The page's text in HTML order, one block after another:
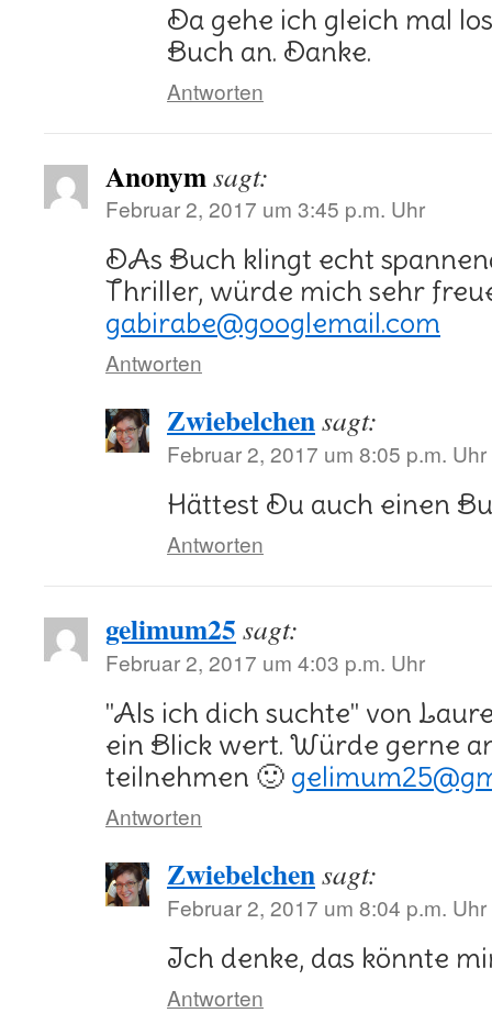
Da gehe ich gleich mal
Buch an. Danke.
Antworten
Anonymsagt:
Februar 2, 2017 um 3:45 p.m. Uhr
DAs Buch klingt echt
Thriller, würde mich sehr
gabirabe@googlemail.com
Antworten
Zwiebelchensagt:
Februar 2, 2017 um 8:05 p.m. Uhr
Hättest Du auch einen
Antworten
gelimum25 sagt:
Februar 2, 2017 um 4:03 p.m. Uhr
"Als ich dich suchte" von
ein Blick wert. Würde gerne
teilnehmen 🙂
Antworten
Zwiebelchensagt:
Februar 2, 2017 um 8:04 p.m. Uhr
Ich denke, das könnte
Antworten